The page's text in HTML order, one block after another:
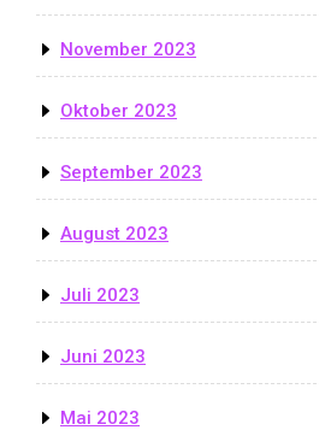
November 2023
Oktober 2023
September 2023
August 2023
Juli 2023
Juni 2023
Mai 2023